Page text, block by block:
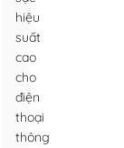
hiệu
suất
cao
cho
điện
thoại
thông